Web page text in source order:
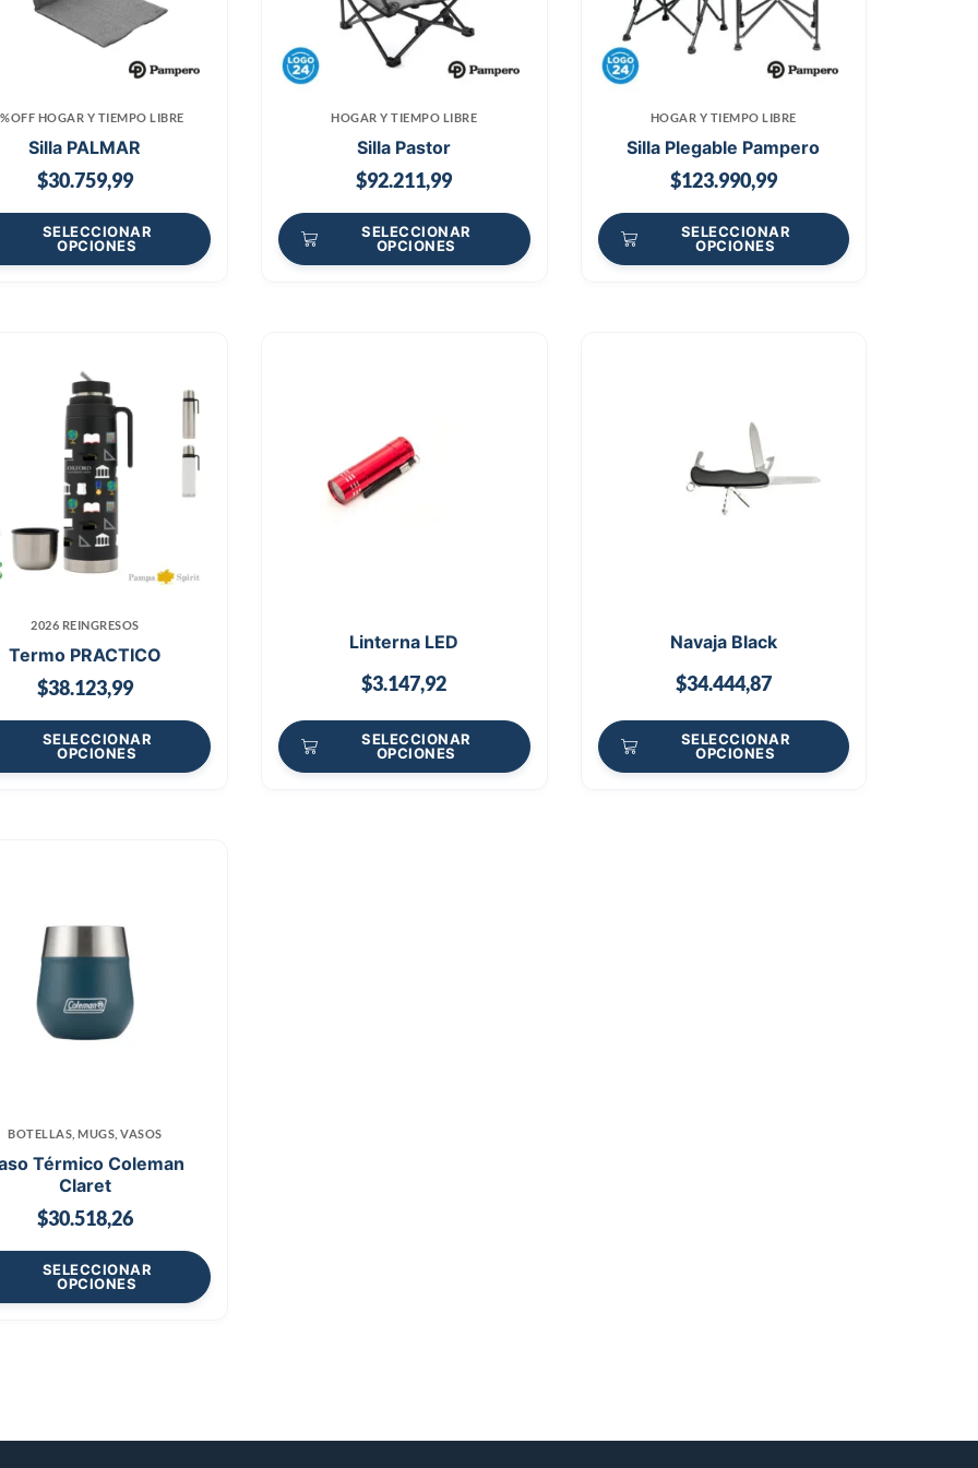
HOGAR Y TIEMPO LIBRE
Silla PALMAR
$30.759,99
SELECCIONAR
OPCIONES
HOGAR Y TIEMPO LIBRE
Silla Pastor
$92.211,99
SELECCIONAR
OPCIONES
HOGAR Y TIEMPO LIBRE
Silla Plegable Pampero
$123.990,99
SELECCIONAR
OPCIONES
2026 REINGRESOS
Termo PRACTICO
$38.123,99
SELECCIONAR
OPCIONES
Linterna LED
$3.147,92
SELECCIONAR
OPCIONES
Navaja Black
$34.444,87
SELECCIONAR
OPCIONES
BOTELLAS, MUGS, VASOS
Térmico Coleman
Claret
$30.518,26
SELECCIONAR
OPCIONES